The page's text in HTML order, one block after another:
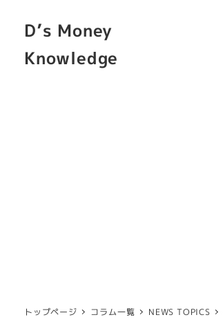
D’s Money
Knowledge
トップページ コラム一覧 NEWS TOPICS